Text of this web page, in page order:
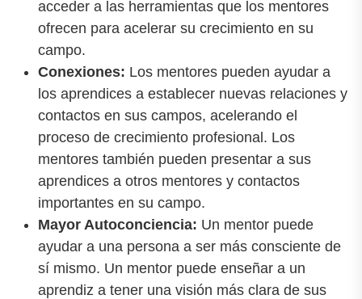
acceder a las herramientas que los mentores
ofrecen para acelerar su crecimiento en su
campo.
Conexiones: Los mentores pueden ayudar a
los aprendices a establecer nuevas relaciones y
contactos en sus campos, acelerando el
proceso de crecimiento profesional. Los
mentores también pueden presentar a sus
aprendices a otros mentores y contactos
importantes en su campo.
Mayor Autoconciencia: Un mentor puede
ayudar a una persona a ser más consciente de
sí mismo. Un mentor puede enseñar a un
aprendiz a tener una visión más clara de sus